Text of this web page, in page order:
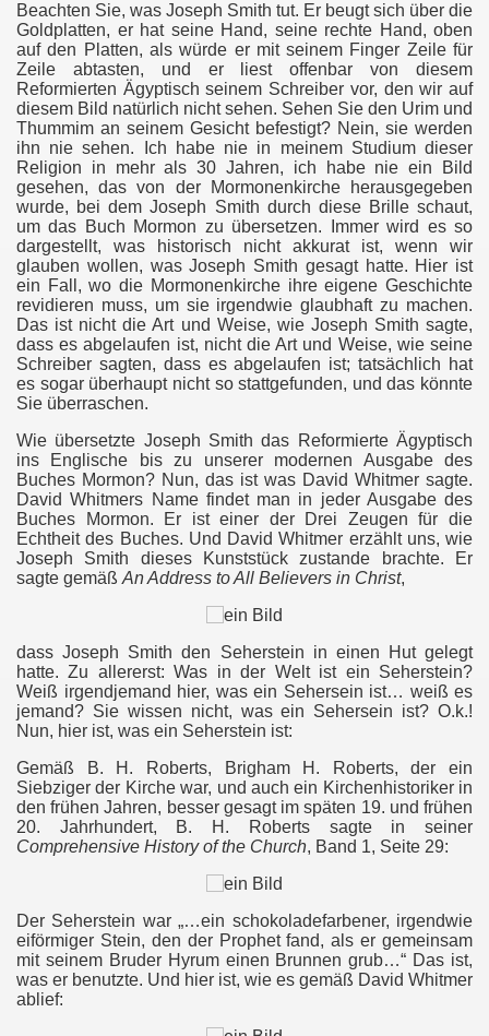
Beachten Sie, was Joseph Smith tut. Er beugt sich über die
Goldplatten, er hat seine Hand, seine rechte Hand, oben
auf den Platten, als würde er mit seinem Finger Zeile für
Zeile abtasten, und er liest offenbar von diesem
Reformierten Ägyptisch seinem Schreiber vor, den wir auf
diesem Bild natürlich nicht sehen. Sehen Sie den Urim und
Thummim an seinem Gesicht befestigt? Nein, sie werden
ihn nie sehen. Ich habe nie in meinem Studium dieser
Religion in mehr als 30 Jahren, ich habe nie ein Bild
gesehen, das von der Mormonenkirche herausgegeben
wurde, bei dem Joseph Smith durch diese Brille schaut,
um das Buch Mormon zu übersetzen. Immer wird es so
dargestellt, was historisch nicht akkurat ist, wenn wir
glauben wollen, was Joseph Smith gesagt hatte. Hier ist
ein Fall, wo die Mormonenkirche ihre eigene Geschichte
revidieren muss, um sie irgendwie glaubhaft zu machen.
Das ist nicht die Art und Weise, wie Joseph Smith sagte,
dass es abgelaufen ist, nicht die Art und Weise, wie seine
Schreiber sagten, dass es abgelaufen ist; tatsächlich hat
es sogar überhaupt nicht so stattgefunden, und das könnte
Sie überraschen.
Wie übersetzte Joseph Smith das Reformierte Ägyptisch
ins Englische bis zu unserer modernen Ausgabe des
Buches Mormon? Nun, das ist was David Whitmer sagte.
David Whitmers Name findet man in jeder Ausgabe des
Buches Mormon. Er ist einer der Drei Zeugen für die
Echtheit des Buches. Und David Whitmer erzählt uns, wie
Joseph Smith dieses Kunststück zustande brachte. Er
sagte gemäß An Address to All Believers in Christ,
dass Joseph Smith den Seherstein in einen Hut gelegt
hatte. Zu allererst: Was in der Welt ist ein Seherstein?
Weiß irgendjemand hier, was ein Sehersein ist… weiß es
jemand? Sie wissen nicht, was ein Sehersein ist? O.k.!
Nun, hier ist, was ein Seherstein ist:
Gemäß B. H. Roberts, Brigham H. Roberts, der ein
Siebziger der Kirche war, und auch ein Kirchenhistoriker in
den frühen Jahren, besser gesagt im späten 19. und frühen
20. Jahrhundert, B. H. Roberts sagte in seiner
Comprehensive History of the Church, Band 1, Seite 29:
Der Seherstein war „…ein schokoladefarbener, irgendwie
eiförmiger Stein, den der Prophet fand, als er gemeinsam
mit seinem Bruder Hyrum einen Brunnen grub…“ Das ist,
was er benutzte. Und hier ist, wie es gemäß David Whitmer
ablief: